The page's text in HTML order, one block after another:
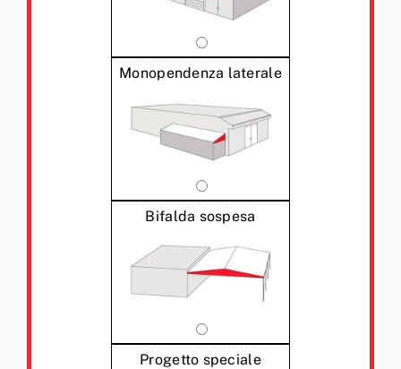
Monopendenza laterale
Bifalda sospesa
Progetto speciale